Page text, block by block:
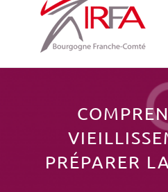
PRÉPARER